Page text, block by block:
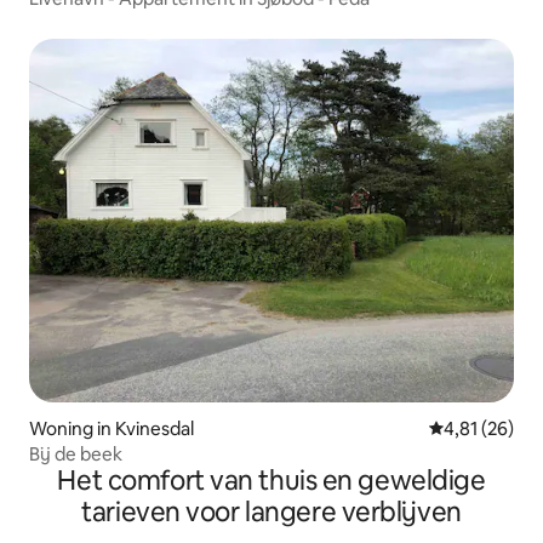
Woning in Kvinesdal Gemiddelde
4,81 (26)
Bij de beek
Het comfort van thuis en geweldige
tarieven voor langere verblijven